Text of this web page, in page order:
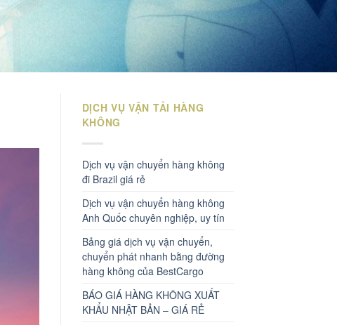
DỊCH VỤ VẬN TẢI HÀNG
KHÔNG
Dịch vụ vận chuyển hàng không
đi Brazil giá rẻ
Dịch vụ vận chuyển hàng không
Anh Quốc chuyên nghiệp, uy tín
Bảng giá dịch vụ vận chuyển,
chuyển phát nhanh bằng đường
hàng không của BestCargo
BÁO GIÁ HÀNG KHÔNG XUẤT
KHẨU NHẬT BẢN – GIÁ RẺ